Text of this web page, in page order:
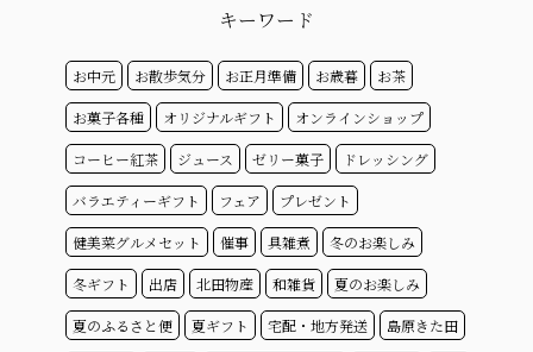
キーワード
お中元 お散歩気分 お正月準備 お歳暮 お茶
お菓子各種 オリジナルギフト オンラインショップ
コーヒー紅茶 ジュース ゼリー菓子 ドレッシング
バラエティーギフト フェア プレゼント
健美菜グルメセット 催事 具雑煮 冬のお楽しみ
冬ギフト 出店 北田物産 和雑貨 夏のお楽しみ
夏のふるさと便 夏ギフト 宅配・地方発送 島原きた田